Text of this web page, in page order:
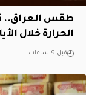
طقس العراق..
الحرارة خلال
قبل 9 ساعات